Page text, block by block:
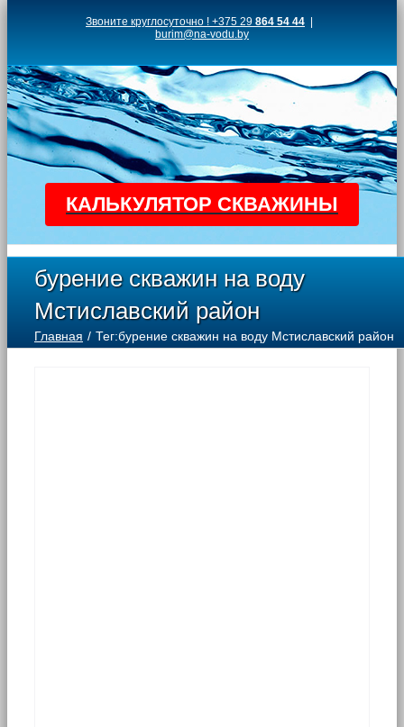
content
Звоните круглосуточно ! +375 29 864 54 44
burim@na-vodu.by
КАЛЬКУЛЯТОР СКВАЖИНЫ
бурение скважин на воду
Мстиславский район
Главная Тег:бурение скважин на воду Мстиславский район